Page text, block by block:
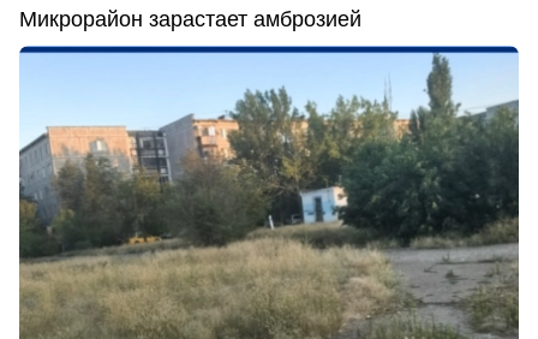
Микрорайон зарастает амброзией